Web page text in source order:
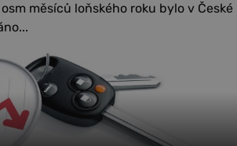
měsíců loňského roku bylo v České